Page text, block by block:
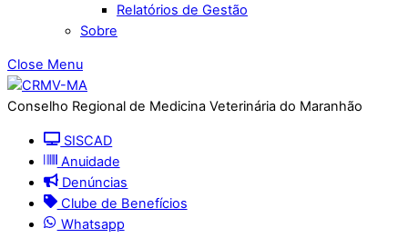
Relatórios de Gestão
Sobre
Close Menu
Conselho Regional de Medicina Veterinária do Maranhão
SISCAD
Anuidade
Denúncias
Clube de Benefícios
Whatsapp